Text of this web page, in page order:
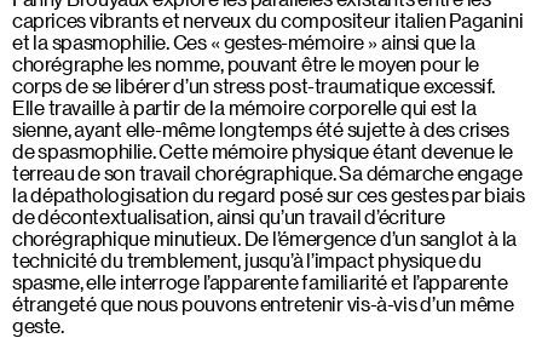
caprices vibrants et nerveux du compositeur italien Paganini
et la spasmophilie. Ces « gestes-mémoire » ainsi que la
chorégraphe les nomme, pouvant être le moyen pour le
corps de se libérer d’un stress post-traumatique excessif.
Elle travaille à partir de la mémoire corporelle qui est la
sienne, ayant elle-même longtemps été sujette à des crises
de spasmophilie. Cette mémoire physique étant devenue le
terreau de son travail chorégraphique. Sa démarche engage
la dépathologisation du regard posé sur ces gestes par biais
de décontextualisation, ainsi qu’un travail d’écriture
chorégraphique minutieux. De l’émergence d’un sanglot à la
technicité du tremblement, jusqu’à l’impact physique du
spasme, elle interroge l’apparente familiarité et l’apparente
étrangeté que nous pouvons entretenir vis-à-vis d’un même
geste.